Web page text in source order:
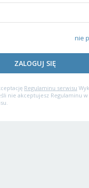
nie
ZALOGUJ SIĘ
Regulaminu serwisu
nie akceptujesz Regulaminu w